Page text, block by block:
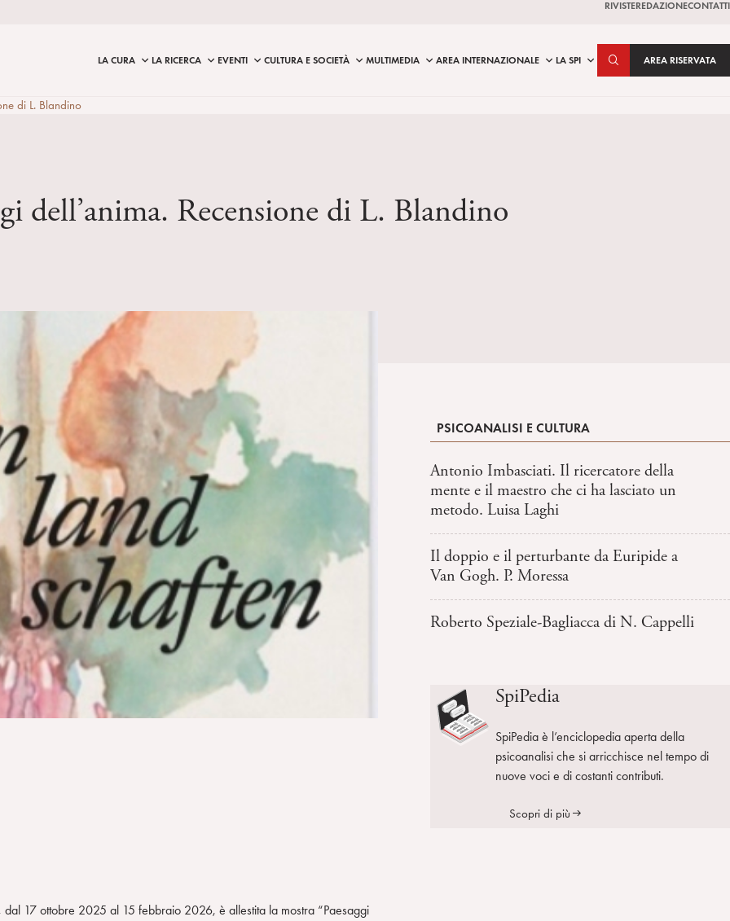
RIVISTEREDAZIONECONTATTI
LA CURA LA RICERCA EVENTI CULTURA E SOCIETÀ MULTIMEDIA AREA INTERNAZIONALE LA SPI AREA RISERVATA
di L. Blandino
dell’anima. Recensione di L. Blandino
17 ottobre 2025 al 15 febbraio 2026, è allestita la mostra “Paesaggi
PSICOANALISI E CULTURA
Antonio Imbasciati. Il ricercatore della
mente e il maestro che ci ha lasciato un
metodo. Luisa Laghi
Il doppio e il perturbante da Euripide a
Van Gogh. P. Moressa
Roberto Speziale-Bagliacca di N. Cappelli
SpiPedia
SpiPedia è l’enciclopedia aperta della
psicoanalisi che si arricchisce nel tempo di
nuove voci e di costanti contributi.
Scopri di più